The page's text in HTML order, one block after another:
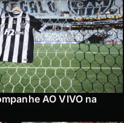
AO VIVO na